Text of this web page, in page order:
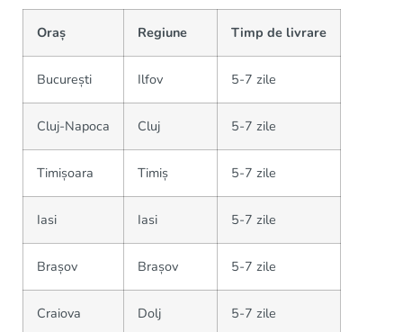
Oraș Regiune Timp de livrare
București Ilfov 5-7 zile
Cluj-Napoca Cluj 5-7 zile
Timișoara Timiș 5-7 zile
Iasi Iasi 5-7 zile
Brașov Brașov 5-7 zile
Craiova Dolj 5-7 zile